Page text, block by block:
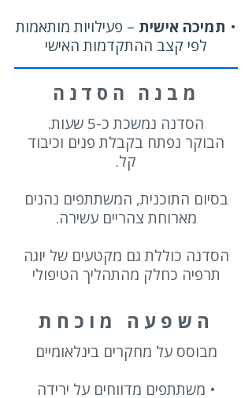
• תמיכה אישית – פעילויות מותאמות
לפי קצב ההתקדמות האישי
מבנה הסדנה
הסדנה נמשכת כ-5 שעות.
הבוקר נפתח בקבלת פנים וכיבוד
קל.
בסיום התוכנית, המשתתפים נהנים
מארוחת צהריים עשירה.
הסדנה כוללת גם מקטעים של יוגה
תרפיה כחלק מהתהליך הטיפולי
השפעה מוכחת
מבוסס על מחקרים בינלאומיים
⁠• משתתפים מדווחים על ירידה